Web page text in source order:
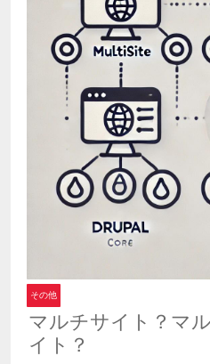
その他
マルチサイト？マ
イト？